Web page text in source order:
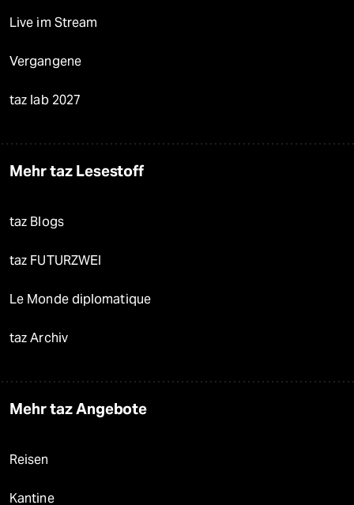
Live im Stream
Vergangene
taz lab 2027
Mehr taz Lesestoff
taz Blogs
taz FUTURZWEI
Le Monde diplomatique
taz Archiv
Mehr taz Angebote
Reisen
Kantine